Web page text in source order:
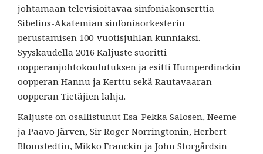
johtamaan televisioitavaa sinfoniakonserttia
Sibelius-Akatemian sinfoniaorkesterin
perustamisen 100-vuotisjuhlan kunniaksi.
Syyskaudella 2016 Kaljuste suoritti
oopperanjohtokoulutuksen ja esitti Humperdinckin
oopperan Hannu ja Kerttu sekä Rautavaaran
oopperan Tietäjien lahja.
Kaljuste on osallistunut Esa-Pekka Salosen, Neeme
ja Paavo Järven, Sir Roger Norringtonin, Herbert
Blomstedtin, Mikko Franckin ja John Storgårdsin